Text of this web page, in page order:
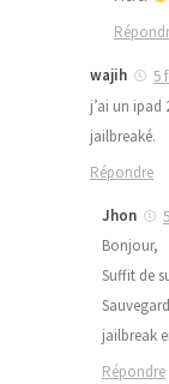
wajih
5
j’ai un ipad
jailbreaké.
Répondre
Jhon
Bonjour,
Suffit de
jailbreak
Répondre